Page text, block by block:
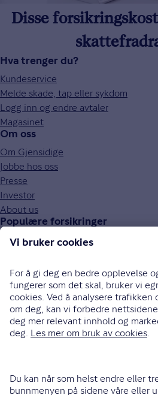
Disse
Hva trenger du?
Kundeservice
Melde skade, tap eller sykdom
Logg inn og endre avtaler
Magasinet
Om oss
Om Gjensidige
Jobbe hos oss
Presse
Investor
About us
Populære forsikringer
Bilforsikring
Innboforsikring
Husforsikring
Livsforsikring
Barneforsikring
Alle forsikringer
915 03 100
LinkedIn